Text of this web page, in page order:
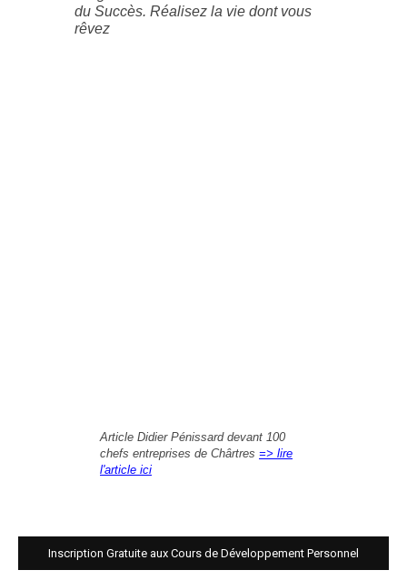
du Succès. Réalisez la vie dont vous
rêvez
Article Didier Pénissard devant 100
chefs entreprises de Chârtres => lire
l'article ici
Inscription Gratuite aux Cours de Développement Personnel